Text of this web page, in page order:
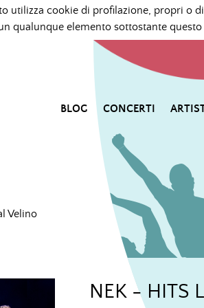
utilizza cookie di profilazione, propri o
qualunque elemento sottostante
BLOG CONCERTI
Velino
NEK - HITS